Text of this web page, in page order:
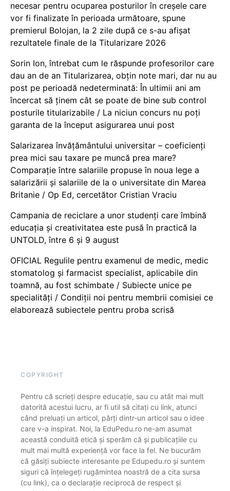
necesar pentru ocuparea posturilor în creșele care
vor fi finalizate în perioada următoare, spune
premierul Bolojan, la 2 zile după ce s-au afișat
rezultatele finale de la Titularizare 2026
Sorin Ion, întrebat cum le răspunde profesorilor care
dau an de an Titularizarea, obțin note mari, dar nu au
post pe perioadă nedeterminată: În ultimii ani am
încercat să ținem cât se poate de bine sub control
posturile titularizabile / La niciun concurs nu poți
garanta de la început asigurarea unui post
Salarizarea învățământului universitar – coeficienți
prea mici sau taxare pe muncă prea mare?
Comparație între salariile propuse în noua lege a
salarizării și salariile de la o universitate din Marea
Britanie / Op Ed, cercetător Cristian Vraciu
Campania de reciclare a unor studenți care îmbină
educația și creativitatea este pusă în practică la
UNTOLD, între 6 și 9 august
OFICIAL Regulile pentru examenul de medic, medic
stomatolog și farmacist specialist, aplicabile din
toamnă, au fost schimbate / Subiecte unice pe
specialități / Condiții noi pentru membrii comisiei ce
elaborează subiectele pentru proba scrisă
COPYRIGHT
Pentru că scrieți despre educație, sau cu atât mai mult
datorită acestui lucru, ar fi util să citați cu link, atunci
când preluați un articol, părți dintr-un articol sau o idee
care v-a inspirat. Noi, la EduPedu.ro ne-am asumat
această conduită etică și sperăm că și publicațiile cu
mult mai multă experiență vor face la fel. Ne bucurăm
că găsiți subiecte interesante pe Edupedu.ro și suntem
siguri că înțelegeți rugămintea noastră de a cita sursa
(cu link), ca o declarație reciprocă de respect și